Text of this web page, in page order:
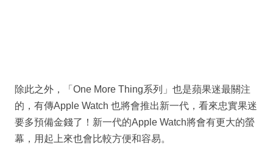
除此之外，「One More Thing系列」也是蘋果迷最關注
的，有傳Apple Watch 也將會推出新一代，看來忠實果迷
要多預備金錢了！新一代的Apple Watch將會有更大的螢
幕，用起上來也會比較方便和容易。